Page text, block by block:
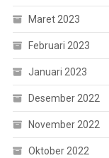
Maret 2023
Februari 2023
Januari 2023
Desember 2022
November 2022
Oktober 2022